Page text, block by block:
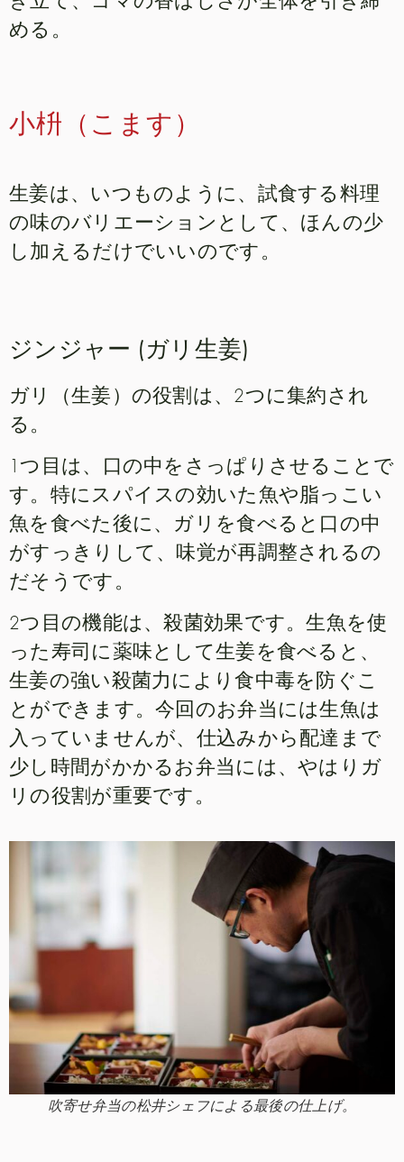
める。
小枡（こます）
生姜は、いつものように、試食する料理
の味のバリエーションとして、ほんの少
し加えるだけでいいのです。
ジンジャー (ガリ生姜)
ガリ（生姜）の役割は、2つに集約され
る。
1つ目は、口の中をさっぱりさせることで
す。特にスパイスの効いた魚や脂っこい
魚を食べた後に、ガリを食べると口の中
がすっきりして、味覚が再調整されるの
だそうです。
2つ目の機能は、殺菌効果です。生魚を使
った寿司に薬味として生姜を食べると、
生姜の強い殺菌力により食中毒を防ぐこ
とができます。今回のお弁当には生魚は
入っていませんが、仕込みから配達まで
少し時間がかかるお弁当には、やはりガ
リの役割が重要です。
吹寄せ弁当の松井シェフによる最後の仕上げ。